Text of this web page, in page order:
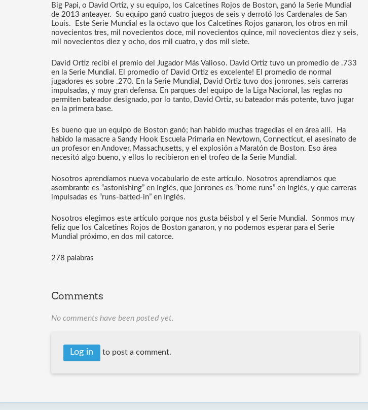
Big Papi, o David Ortiz, y su equipo, los Calcetines Rojos de Boston, ganó la Serie Mundial
de 2013 anteayer.  Su equipo ganó cuatro juegos de seis y derrotó los Cardenales de San
Louis.  Este Serie Mundial es la octavo que los Calcetines Rojos ganaron, los otros en mil
novecientos tres, mil novecientos doce, mil novecientos quince, mil novecientos diez y seis,
mil novecientos diez y ocho, dos mil cuatro, y dos mil siete.
David Ortiz recibí el premio del Jugador Más Valioso. David Ortiz tuvo un promedio de .733
en la Serie Mundial. El promedio of David Ortiz es excelente! El promedio de normal
jugadores es sobre .270. En la Serie Mundial, David Ortiz tuvo dos jonrones, seis carreras
impulsadas, y muy gran defensa. En parques del equipo de la Liga Nacional, las reglas no
permiten bateador designado, por lo tanto, David Ortiz, su bateador más potente, tuvo jugar
en la primera base.
Es bueno que un equipo de Boston ganó; han habido muchas tragedias el en área allí.  Ha
habido la masacre a Sandy Hook Escuela Primaria en Newtown, Connecticut, el asesinato de
un profesor en Andover, Massachusetts, y el explosión a Maratón de Boston. Eso área
necesitó algo bueno, y ellos lo recibieron en el trofeo de la Serie Mundial.
Nosotros aprendíamos nueva vocabulario de este artículo. Nosotros aprendíamos que
asombrante es “astonishing” en Inglés, que jonrones es “home runs” en Inglés, y que carreras
impulsadas es “runs-batted-in” en Inglés.
Nosotros elegimos este artículo porque nos gusta béisbol y el Serie Mundial.  Sonmos muy
feliz que los Calcetines Rojos de Boston ganaron, y no podemos esperar para el Serie
Mundial próximo, en dos mil catorce.
278 palabras
Comments
No comments have been posted yet.
Log in to post a comment.